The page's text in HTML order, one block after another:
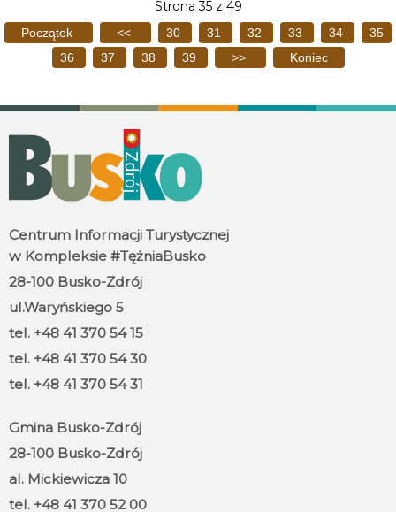
Strona 35 z 49
Początek << 30 31 32 33 34
35
36
37 38 39 >> Koniec
Centrum Informacji Turystycznej
w Kompleksie #TężniaBusko
28-100 Busko-Zdrój
ul.Waryńskiego 5
tel. +48 41 370 54 15
tel. +48 41 370 54 30
tel. +48 41 370 54 31
Gmina Busko-Zdrój
28-100 Busko-Zdrój
al. Mickiewicza 10
tel. +48 41 370 52 00